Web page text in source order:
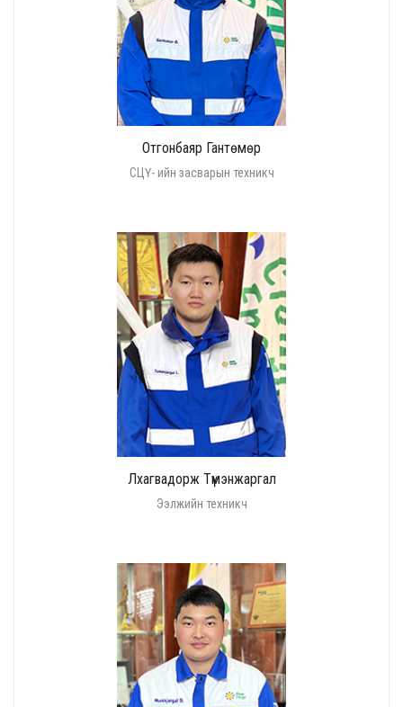
Отгонбаяр Гантөмөр
СЦҮ- ийн засварын техникч
Лхагвадорж Түмэнжаргал
Ээлжийн техникч